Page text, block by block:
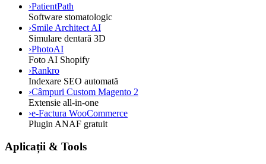
›PatientPath
Software stomatologic
›Smile Architect AI
Simulare dentară 3D
›PhotoAI
Foto AI Shopify
›Rankro
Indexare SEO automată
›Câmpuri Custom Magento 2
Extensie all-in-one
›e-Factura WooCommerce
Plugin ANAF gratuit
Aplicații & Tools